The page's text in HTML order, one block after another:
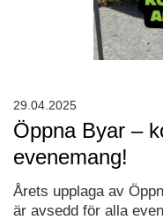
Öppna Byar –
evenemang!
Årets upplaga av
är avsedd för alla
29.04.2025